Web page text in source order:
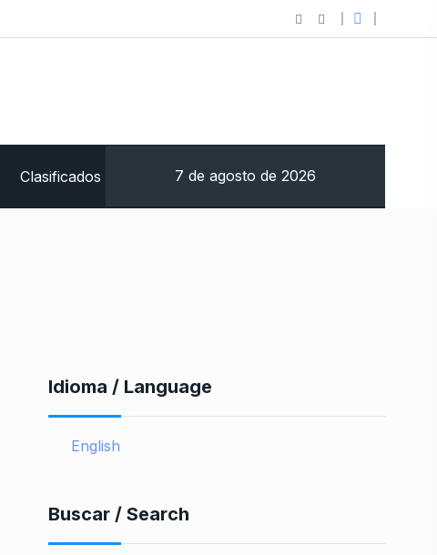
Clasificados 7 de agosto de 2026
Idioma / Language
English
Buscar / Search